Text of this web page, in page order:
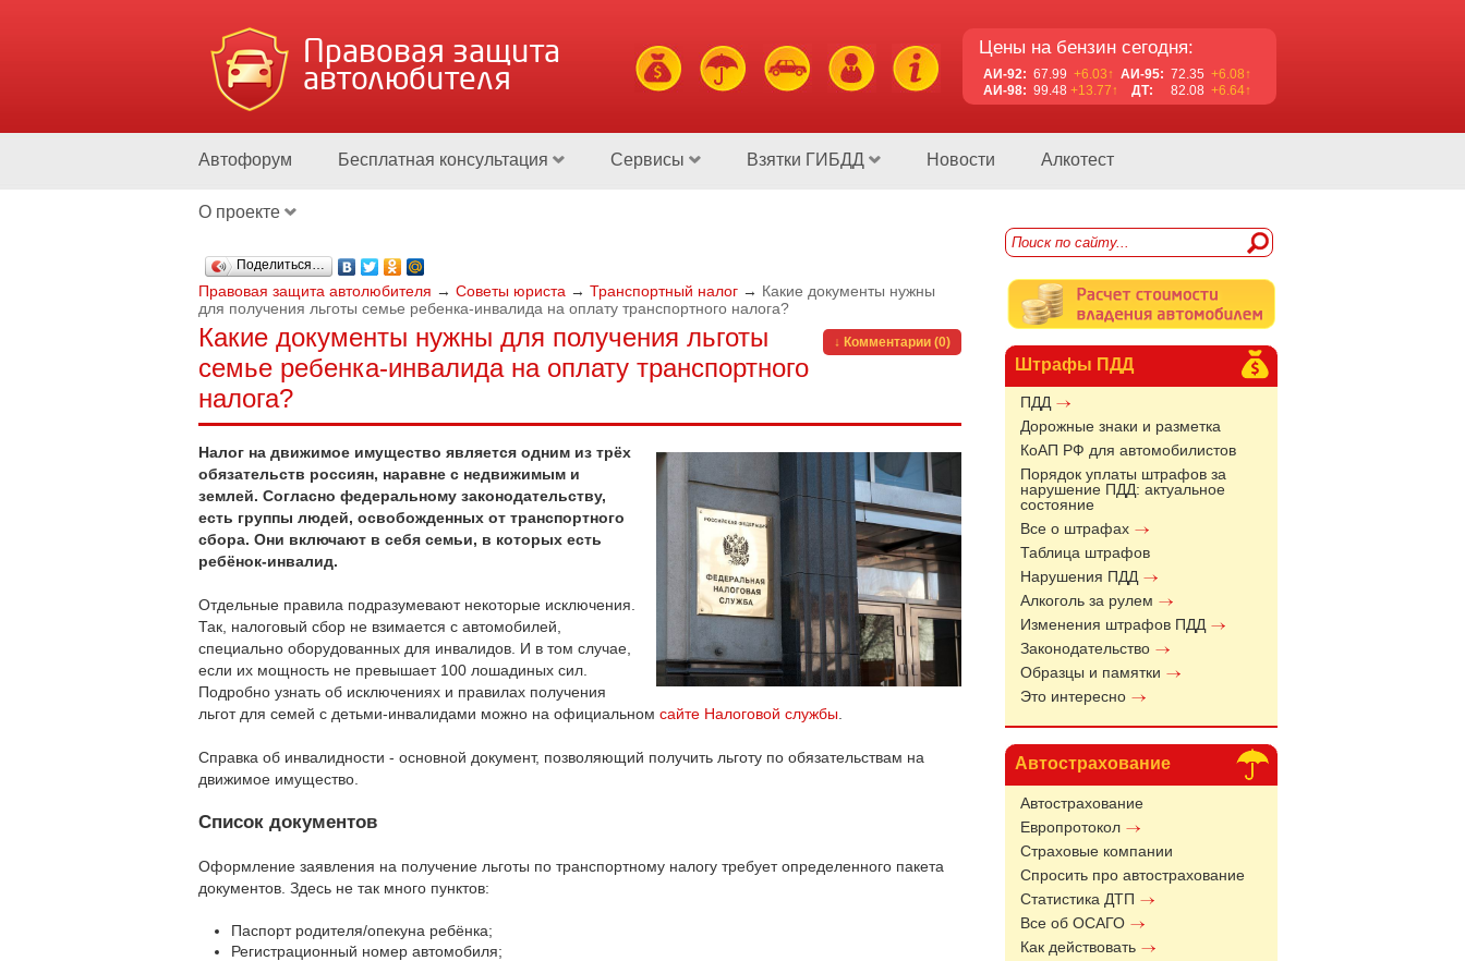
Правовая защита
автолюбителя
Цены на бензин сегодня:
АИ-92: 67.99 +6.03↑ АИ-95: 72.35 +6.08↑
АИ-98: 99.48 +13.77↑ ДТ: 82.08 +6.64↑
Автофорум Бесплатная консультация Сервисы Взятки ГИБДД Новости Алкотест
О проекте
Штрафы ПДД
ПДД
Дорожные знаки и разметка
КоАП РФ для автомобилистов
Порядок уплаты штрафов за
нарушение ПДД: актуальное
состояние
Все о штрафах
Таблица штрафов
Нарушения ПДД
Алкоголь за рулем
Изменения штрафов ПДД
Законодательство
Образцы и памятки
Это интересно
Автострахование
Автострахование
Европротокол
Страховые компании
Спросить про автострахование
Статистика ДТП
Все об ОСАГО
Как действовать
Поделиться…
Правовая защита автолюбителя → Советы юриста → Транспортный налог → Какие документы нужны
для получения льготы семье ребенка-инвалида на оплату транспортного налога?
↓ Комментарии (0)
Какие документы нужны для получения льготы
семье ребенка-инвалида на оплату транспортного
налога?
Налог на движимое имущество является одним из трёх
обязательств россиян, наравне с недвижимым и
землей. Согласно федеральному законодательству,
есть группы людей, освобожденных от транспортного
сбора. Они включают в себя семьи, в которых есть
ребёнок-инвалид.
Отдельные правила подразумевают некоторые исключения.
Так, налоговый сбор не взимается с автомобилей,
специально оборудованных для инвалидов. И в том случае,
если их мощность не превышает 100 лошадиных сил.
Подробно узнать об исключениях и правилах получения
льгот для семей с детьми-инвалидами можно на официальном сайте Налоговой службы
Справка об инвалидности - основной документ, позволяющий получить льготу по обязательствам на
движимое имущество.
Список документов
Оформление заявления на получение льготы по транспортному налогу требует определенного пакета
документов. Здесь не так много пунктов:
Паспорт родителя/опекуна ребёнка;
Регистрационный номер автомобиля;